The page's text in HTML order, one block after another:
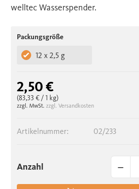
welltec Wasserspender.
Packungsgröße
12 x 2,5 g
2,50 €
(83,33 €/ 1 kg)
zzgl. MwSt. zzgl. Versandkosten
Artikelnummer: 02/233
Anzahl –